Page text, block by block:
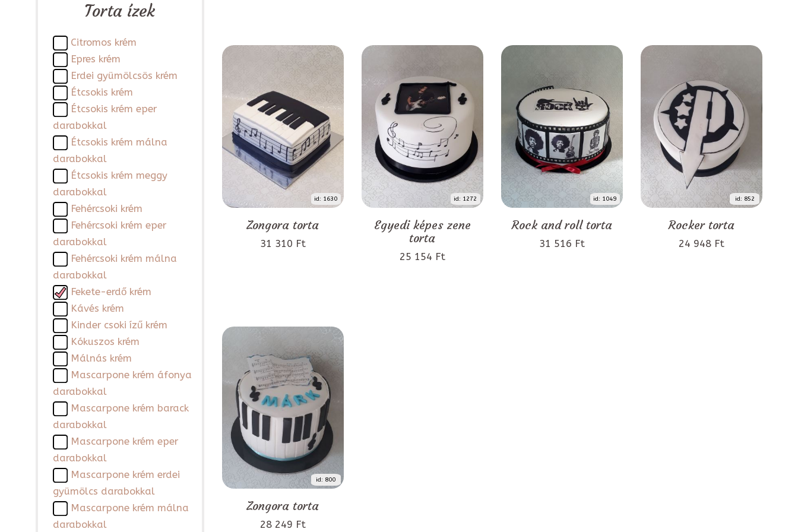
Torta ízek
Citromos krém
Epres krém
Erdei gyümölcsös krém
Étcsokis krém
Étcsokis krém eper
darabokkal
Étcsokis krém málna
darabokkal
Étcsokis krém meggy
darabokkal
Fehércsoki krém
Fehércsoki krém eper
darabokkal
Fehércsoki krém málna
darabokkal
Fekete-erdő krém
Kávés krém
Kinder csoki ízű krém
Kókuszos krém
Málnás krém
Mascarpone krém áfonya
darabokkal
Mascarpone krém barack
darabokkal
Mascarpone krém eper
darabokkal
Mascarpone krém erdei
gyümölcs darabokkal
Mascarpone krém málna
darabokkal
id: 1630
Zongora torta
31 310 Ft
id: 1272
Egyedi képes zene
torta
25 154 Ft
id: 1049
Rock and roll torta
31 516 Ft
id: 852
Rocker torta
24 948 Ft
id: 800
Zongora torta
28 249 Ft